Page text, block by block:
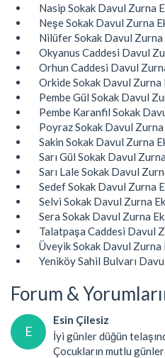
Nasip Sokak Davul Zurna
Neşe Sokak Davul Zurna
Nilüfer Sokak Davul Zurna
Okyanus Caddesi Davul
Orhun Caddesi Davul
Orkide Sokak Davul Zurna
Pembe Gül Sokak Davul
Pembe Karanfil Sokak
Poyraz Sokak Davul
Sakin Sokak Davul Zurna
Sarı Gül Sokak Davul
Sarı Lale Sokak Davul
Sedef Sokak Davul Zurna
Selvi Sokak Davul Zurna
Sera Sokak Davul Zurna
Talatpaşa Caddesi Davul
Üveyik Sokak Davul Zurna
Yeniköy Sahil Bulvarı
Forum &
E
Esin Çilesiz
İyi günler düğün
Çocukların mutlu